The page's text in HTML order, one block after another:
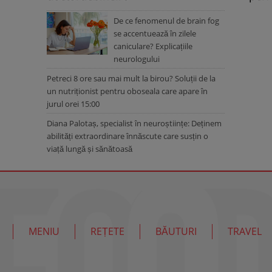
De ce fenomenul de brain fog
se accentuează în zilele
caniculare? Explicațiile
neurologului
Petreci 8 ore sau mai mult la birou? Soluții de la
un nutriționist pentru oboseala care apare în
jurul orei 15:00
Diana Palotaș, specialist în neuroștiințe: Deținem
abilități extraordinare înnăscute care susțin o
viață lungă și sănătoasă
MENIU REȚETE BĂUTURI TRAVEL